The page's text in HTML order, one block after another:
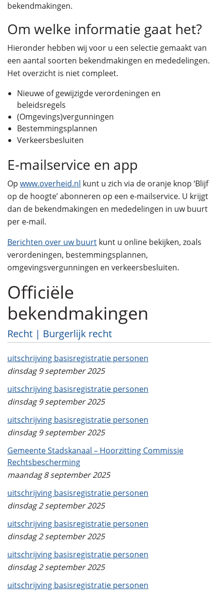
bekendmakingen.
Om welke informatie gaat het?
Hieronder hebben wij voor u een selectie gemaakt van
een aantal soorten bekendmakingen en mededelingen.
Het overzicht is niet compleet.
Nieuwe of gewijzigde verordeningen en
beleidsregels
(Omgevings)vergunningen
Bestemmingsplannen
Verkeersbesluiten
E-mailservice en app
Op www.overheid.nl kunt u zich via de oranje knop ‘Blijf
op de hoogte’ abonneren op een e-mailservice. U krijgt
dan de bekendmakingen en mededelingen in uw buurt
per e-mail.
Berichten over uw buurt kunt u online bekijken, zoals
verordeningen, bestemmingsplannen,
omgevingsvergunningen en verkeersbesluiten.
Officiële
bekendmakingen
Recht | Burgerlijk recht
uitschrijving basisregistratie personen
dinsdag 9 september 2025
uitschrijving basisregistratie personen
dinsdag 9 september 2025
uitschrijving basisregistratie personen
dinsdag 9 september 2025
Gemeente Stadskanaal – Hoorzitting Commissie
Rechtsbescherming
maandag 8 september 2025
uitschrijving basisregistratie personen
dinsdag 2 september 2025
uitschrijving basisregistratie personen
dinsdag 2 september 2025
uitschrijving basisregistratie personen
dinsdag 2 september 2025
uitschrijving basisregistratie personen